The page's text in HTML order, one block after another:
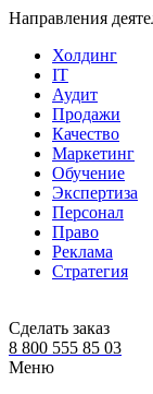
Направления
Холдинг
IT
Аудит
Продажи
Качество
Маркетинг
Обучение
Экспертиза
Персонал
Право
Реклама
Стратегия
Сделать заказ
8 800 555 85 03
Меню